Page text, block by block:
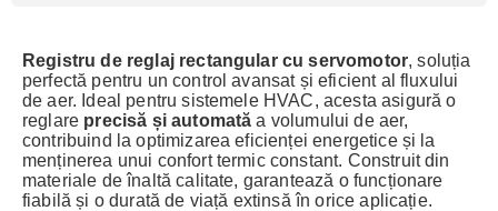
Registru de reglaj rectangular cu servomotor, soluția
perfectă pentru un control avansat și eficient al fluxului
de aer. Ideal pentru sistemele HVAC, acesta asigură o
reglare precisă și automată a volumului de aer,
contribuind la optimizarea eficienței energetice și la
menținerea unui confort termic constant. Construit din
materiale de înaltă calitate, garantează o funcționare
fiabilă și o durată de viață extinsă în orice aplicație.